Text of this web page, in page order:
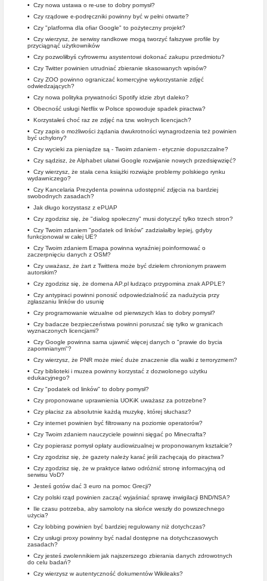
• Czy nowa ustawa o re-use to dobry pomysł?
• Czy rządowe e-podręczniki powinny być w pełni otwarte?
• Czy "platforma dla ofiar Google" to pożyteczny projekt?
• Czy wierzysz, że serwisy randkowe mogą tworzyć fałszywe profile by
przyciągnąć użytkowników
• Czy pozwoliłbyś cyfrowemu asystentowi dokonać zakupu przedmiotu?
• Czy Twitter powinien utrudniać zbieranie skasowanych wpisów?
• Czy ZOO powinno ograniczać komercyjne wykorzystanie zdjęć
odwiedzających?
• Czy nowa polityka prywatności Spotify idzie zbyt daleko?
• Obecność usługi Netflix w Polsce spowoduje spadek piractwa?
• Korzystałeś choć raz ze zdjęć na tzw. wolnych licencjach?
• Czy zapis o możliwości żądania dwukrotności wynagrodzenia też powinien
być uchylony?
• Czy wycieki za pieniądze są - Twoim zdaniem - etycznie dopuszczalne?
• Czy sądzisz, że Alphabet ułatwi Google rozwijanie nowych przedsięwzięć?
• Czy wierzysz, że stała cena książki rozwiąże problemy polskiego rynku
wydawniczego?
• Czy Kancelaria Prezydenta powinna udostępnić zdjęcia na bardziej
swobodnych zasadach?
• Jak długo korzystasz z ePUAP
• Czy zgodzisz się, że "dialog społeczny" musi dotyczyć tylko trzech stron?
• Czy Twoim zdaniem "podatek od linków" zadziałałby lepiej, gdyby
funkcjonował w całej UE?
• Czy Twoim zdaniem Emapa powinna wyraźniej poinformować o
zaczerpnięciu danych z OSM?
• Czy uważasz, że żart z Twittera może być dziełem chronionym prawem
autorskim?
• Czy zgodzisz się, że domena AP.pl łudząco przypomina znak APPLE?
• Czy antypiraci powinni ponosić odpowiedzialność za nadużycia przy
zgłaszaniu linków do usunię
• Czy programowanie wizualne od pierwszych klas to dobry pomysł?
• Czy badacze bezpieczeństwa powinni poruszać się tylko w granicach
wyznaczonych licencjami?
• Czy Google powinna sama ujawnić więcej danych o "prawie do bycia
zapomnianym"?
• Czy wierzysz, że PNR może mieć duże znaczenie dla walki z terroryzmem?
• Czy biblioteki i muzea powinny korzystać z dozwolonego użytku
edukacyjnego?
• Czy "podatek od linków" to dobry pomysł?
• Czy proponowane uprawnienia UOKiK uważasz za potrzebne?
• Czy płacisz za absolutnie każdą muzykę, której słuchasz?
• Czy internet powinien być filtrowany na poziomie operatorów?
• Czy Twoim zdaniem nauczyciele powinni sięgać po Minecrafta?
• Czy popierasz pomysł opłaty audiowizualnej w proponowanym kształcie?
• Czy zgodzisz się, że gazety należy karać jeśli zachęcają do piractwa?
• Czy zgodzisz się, że w praktyce łatwo odróżnić stronę informacyjną od
serwisu VoD?
• Jesteś gotów dać 3 euro na pomoc Grecji?
• Czy polski rząd powinien zacząć wyjaśniać sprawę inwigilacji BND/NSA?
• Ile czasu potrzeba, aby samoloty na słońce weszły do powszechnego
użycia?
• Czy lobbing powinien być bardziej regulowany niż dotychczas?
• Czy usługi proxy powinny być nadal dostępne na dotychczasowych
zasadach?
• Czy jesteś zwolennikiem jak najszerszego zbierania danych zdrowotnych
do celu badań?
• Czy wierzysz w autentyczność dokumentów Wikileaks?